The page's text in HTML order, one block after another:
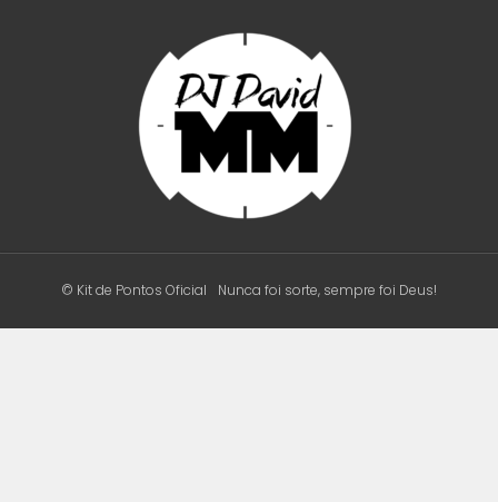
© Kit de Pontos Oficial Nunca foi sorte, sempre foi Deus!